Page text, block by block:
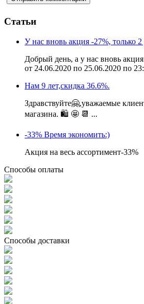
Статьи
У нас вновь акция -27%, только 2
Добрый день, а у нас вновь
от 24.06.2020 по 25.06.2020 по
Нам 9 лет,скидка 36.6%.
Здравствуйте🤗,уважаемые
магазина. 🛍 🤩 📆 ...
-33% Время экономить:)
Акция на весь ассортимент-33%
Способы оплаты
Способы доставки